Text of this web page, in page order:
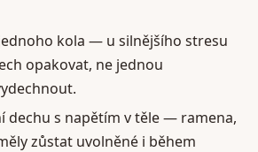
kola — u silnějšího stresu
opakovat, ne jednou
dechu s napětím v těle — ramena,
zůstat uvolněné i během